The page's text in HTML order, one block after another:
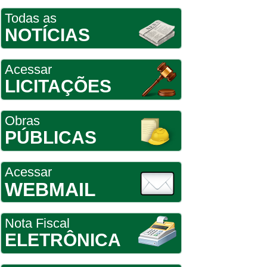
Todas as
NOTÍCIAS
Acessar
LICITAÇÕES
Obras
PÚBLICAS
Acessar
WEBMAIL
Nota Fiscal
ELETRÔNICA